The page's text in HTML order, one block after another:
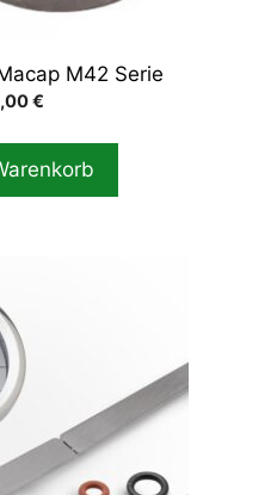
M42 Serie
€